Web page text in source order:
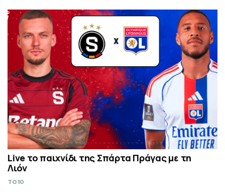
Live το παιχνίδι της Σπάρτα Πράγας με τη
Λιόν
TO10